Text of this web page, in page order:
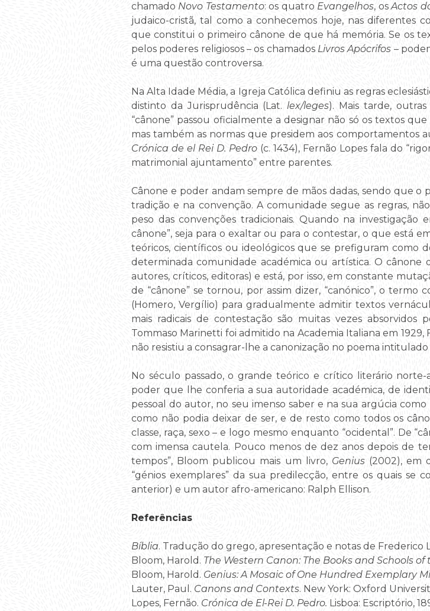
chamado Novo Testamento: os quatro Evangelhos, osActos
judaico-cristã, tal como a conhecemos hoje, nas diferentes
que constitui o primeiro cânone de que há memória. Se os
pelos poderes religiosos – os chamados Livros Apócrifos –
é uma questão controversa.
Na Alta Idade Média, a Igreja Católica definiu as regras
distinto da Jurisprudência (Lat.lex/leges). Mais tarde,
“cânone” passou oficialmente a designar não só os textos
mas também as normas que presidem aos comportamentos
Crónica de el Rei D. Pedro (c. 1434), Fernão Lopes fala do
matrimonial ajuntamento” entre parentes.
Cânone e poder andam sempre de mãos dadas, sendo que
tradição e na convenção. A comunidade segue as regras,
peso das convenções tradicionais. Quando na investigação
cânone”, seja para o exaltar ou para o contestar, o que está
teóricos, científicos ou ideológicos que se prefiguram como
determinada comunidade académica ou artística. O cânone
autores, críticos, editoras) e está, por isso, em constante
de “cânone” se tornou, por assim dizer, “canónico”, o
(Homero, Vergílio) para gradualmente admitir textos
mais radicais de contestação são muitas vezes
Tommaso Marinetti foi admitido na Academia Italiana em 1929,
não resistiu a consagrar-lhe a canonização no poema intitulado
No século passado, o grande teórico e crítico literário
poder que lhe conferia a sua autoridade académica, de
pessoal do autor, no seu imenso saber e na sua argúcia como
como não podia deixar de ser, e de resto como todos os
classe, raça, sexo – e logo mesmo enquanto “ocidental”. De
com imensa cautela. Pouco menos de dez anos depois de
tempos”, Bloom publicou mais um livro, Genius(2002), em
“génios exemplares” da sua predilecção, entre os quais se
anterior) e um autor afro-americano: Ralph Ellison.
Referências
Bíblia. Tradução do grego, apresentação e notas de Frederico
Bloom, Harold. The Western Canon: The Books and Schools of
Bloom, Harold. Genius: A Mosaic of One Hundred Exemplary
Lauter, Paul. Canons and Contexts. New York: Oxford
Lopes, Fernão. Crónica de El-Rei D. Pedro. Lisboa: Escriptório,